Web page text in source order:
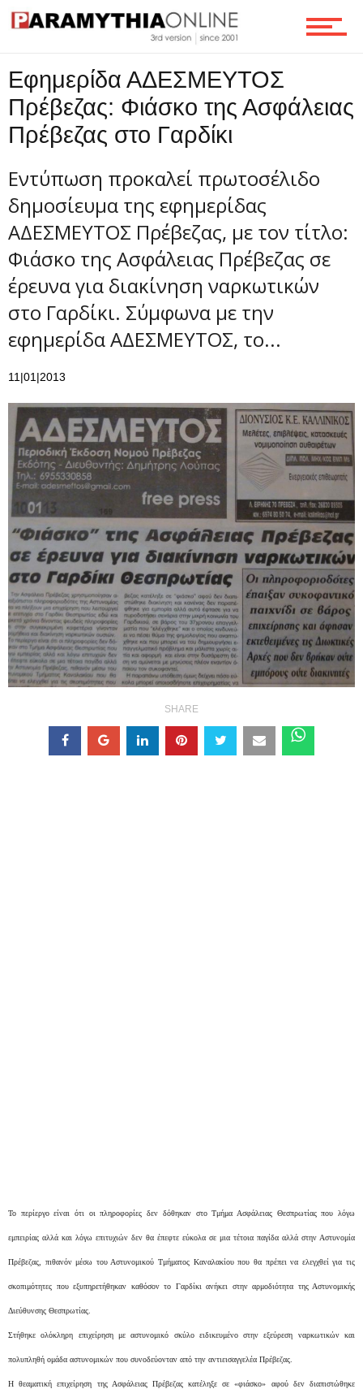
Τεχνολογία
Ροή
Επικοινωνία
Eφημερίδα ΑΔΕΣΜΕΥΤΟΣ
Πρέβεζας: Φιάσκο της Ασφάλειας
Πρέβεζας στο Γαρδίκι
Εντύπωση προκαλεί πρωτοσέλιδο
δημοσίευμα της εφημερίδας
ΑΔΕΣΜΕΥΤΟΣ Πρέβεζας, με τον τίτλο:
Φιάσκο της Ασφάλειας Πρέβεζας σε
έρευνα για διακίνηση ναρκωτικών
στο Γαρδίκι. Σύμφωνα με την
εφημερίδα ΑΔΕΣΜΕΥΤΟΣ, το...
11|01|2013
SHARE
Το περίεργο είναι ότι οι πληροφορίες δεν δόθηκαν στο Τμήμα Ασφάλειας Θεσπρωτίας που λόγω
εμπειρίας αλλά και λόγω επιτυχιών δεν θα έπεφτε εύκολα σε μια τέτοια παγίδα αλλά στην Αστυνομία
Πρέβεζας, πιθανόν μέσω του Αστυνομικού Τμήματος Καναλακίου που θα πρέπει να ελεγχθεί για τις
σκοπιμότητες που εξυπηρετήθηκαν καθόσον το Γαρδίκι ανήκει στην αρμοδιότητα της Αστυνομικής
Διεύθυνσης Θεσπρωτίας.
Στήθηκε ολόκληρη επιχείρηση με αστυνομικό σκύλο ειδικευμένο στην εξεύρεση ναρκωτικών και
πολυπληθή ομάδα αστυνομικών που συνοδεύονταν από την αντιεισαγγελέα Πρέβεζας.
Η θεαματική επιχείρηση της Ασφάλειας Πρέβεζας κατέληξε σε «φιάσκο» αφού δεν διαπιστώθηκε